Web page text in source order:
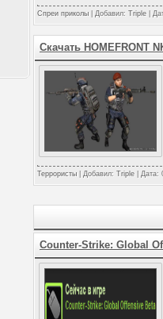
Спреи приколы | Добавил: Triple |
Скачать HOMEFRONT
Террористы | Добавил: Triple | Дата:
Counter-Strike: Global